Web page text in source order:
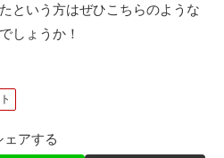
という方はぜひこちらのような
しょうか！
ェアする